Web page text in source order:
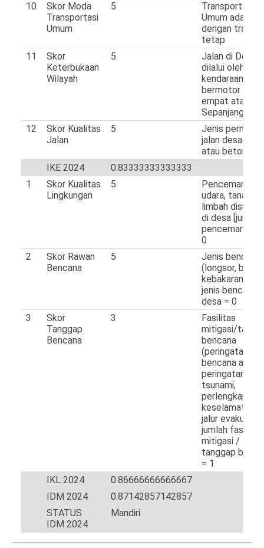
10
Skor Moda
Transportasi
Umum
5
Transportasi
Umum ada
dengan trayek
tetap
11
Skor
Keterbukaan
Wilayah
5
Jalan di Desa
dilalui oleh
kendaraan
bermotor roda
empat atau
Sepanjang
12
Skor Kualitas
Jalan
5
Jenis
jalan desa
atau beton
IKE 2024
0.83333333333333
1
Skor Kualitas
Lingkungan
5
Pencemaran
udara, tanah,
limbah
di desa [jumlah
pencemaran/
0
2
Skor Rawan
Bencana
5
Jenis bencana
(longsor, banjir,
kebakaran
jenis bencana
desa = 0
3
Skor
Tanggap
Bencana
3
Fasilitas
mitigasi/
bencana
(peringatan dini
bencana alam,
peringatan dini
tsunami,
perlengkapan
keselamatan,
jalur evakuasi)
jumlah fasilitas
mitigasi /
tanggap
= 1
IKL 2024
0.86666666666667
IDM 2024
0.87142857142857
STATUS
IDM 2024
Mandiri